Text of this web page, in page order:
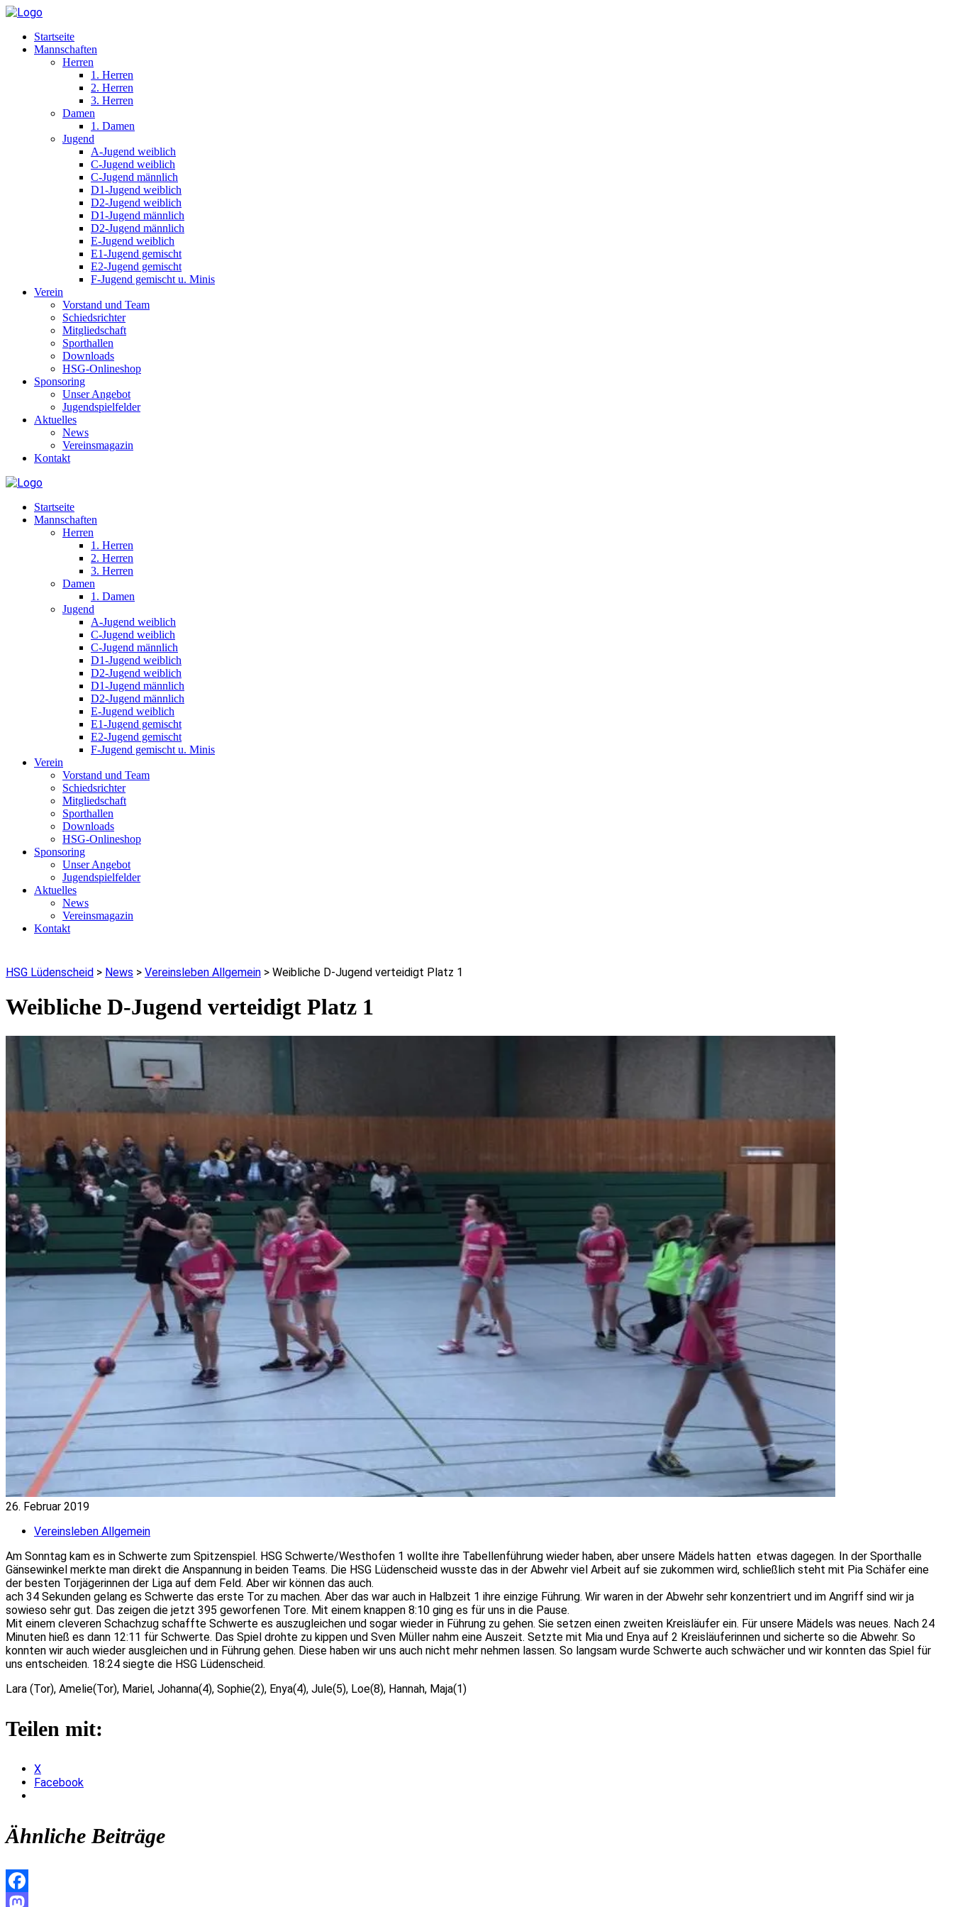
Startseite
Mannschaften
Herren
1. Herren
2. Herren
3. Herren
Damen
1. Damen
Jugend
A-Jugend weiblich
C-Jugend weiblich
C-Jugend männlich
D1-Jugend weiblich
D2-Jugend weiblich
D1-Jugend männlich
D2-Jugend männlich
E-Jugend weiblich
E1-Jugend gemischt
E2-Jugend gemischt
F-Jugend gemischt u. Minis
Verein
Vorstand und Team
Schiedsrichter
Mitgliedschaft
Sporthallen
Downloads
HSG-Onlineshop
Sponsoring
Unser Angebot
Jugendspielfelder
Aktuelles
News
Vereinsmagazin
Kontakt
Startseite
Mannschaften
Herren
1. Herren
2. Herren
3. Herren
Damen
1. Damen
Jugend
A-Jugend weiblich
C-Jugend weiblich
C-Jugend männlich
D1-Jugend weiblich
D2-Jugend weiblich
D1-Jugend männlich
D2-Jugend männlich
E-Jugend weiblich
E1-Jugend gemischt
E2-Jugend gemischt
F-Jugend gemischt u. Minis
Verein
Vorstand und Team
Schiedsrichter
Mitgliedschaft
Sporthallen
Downloads
HSG-Onlineshop
Sponsoring
Unser Angebot
Jugendspielfelder
Aktuelles
News
Vereinsmagazin
Kontakt
HSG Lüdenscheid > News > Vereinsleben Allgemein > Weibliche D-Jugend verteidigt Platz 1
Weibliche D-Jugend verteidigt Platz 1
26. Februar 2019
Vereinsleben Allgemein
Am Sonntag kam es in Schwerte zum Spitzenspiel. HSG Schwerte/Westhofen 1 wollte ihre Tabellenführung wieder haben, aber unsere Mädels hatten etwas dagegen. In der Sporthalle
Gänsewinkel merkte man direkt die Anspannung in beiden Teams. Die HSG Lüdenscheid wusste das in der Abwehr viel Arbeit auf sie zukommen wird, schließlich steht mit Pia Schäfer eine
der besten Torjägerinnen der Liga auf dem Feld. Aber wir können das auch.
ach 34 Sekunden gelang es Schwerte das erste Tor zu machen. Aber das war auch in Halbzeit 1 ihre einzige Führung. Wir waren in der Abwehr sehr konzentriert und im Angriff sind wir ja
sowieso sehr gut. Das zeigen die jetzt 395 geworfenen Tore. Mit einem knappen 8:10 ging es für uns in die Pause.
Mit einem cleveren Schachzug schaffte Schwerte es auszugleichen und sogar wieder in Führung zu gehen. Sie setzen einen zweiten Kreisläufer ein. Für unsere Mädels was neues. Nach 24
Minuten hieß es dann 12:11 für Schwerte. Das Spiel drohte zu kippen und Sven Müller nahm eine Auszeit. Setzte mit Mia und Enya auf 2 Kreisläuferinnen und sicherte so die Abwehr. So
konnten wir auch wieder ausgleichen und in Führung gehen. Diese haben wir uns auch nicht mehr nehmen lassen. So langsam wurde Schwerte auch schwächer und wir konnten das Spiel für
uns entscheiden. 18:24 siegte die HSG Lüdenscheid.
Lara (Tor), Amelie(Tor), Mariel, Johanna(4), Sophie(2), Enya(4), Jule(5), Loe(8), Hannah, Maja(1)
Teilen mit:
X
Facebook
Ähnliche Beiträge
Facebook